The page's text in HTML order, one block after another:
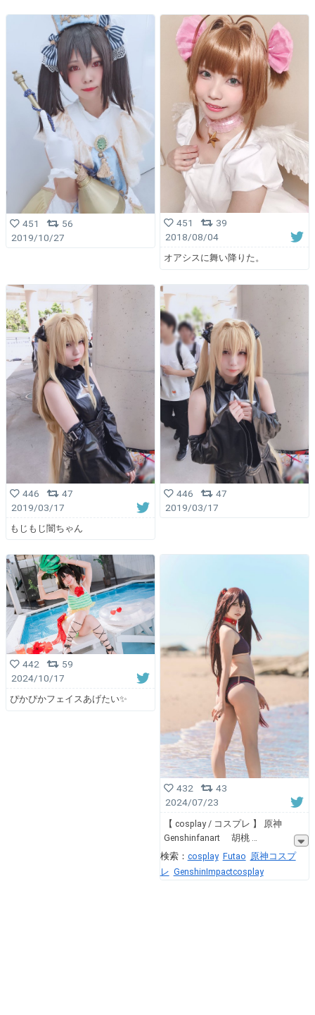
451
56
2019/10/27
451
39
2018/08/04
オアシスに舞い降りた。
446
47
2019/03/17
もじもじ闇ちゃん
446
47
2019/03/17
442
59
2024/10/17
ぴかぴかフェイスあげたい✨
432
43
2024/07/23
【 cosplay / コスプレ 】 原神
Genshinfanart 胡桃
検索： cosplay Futao 原神コスプ
レ GenshinImpactcosplay